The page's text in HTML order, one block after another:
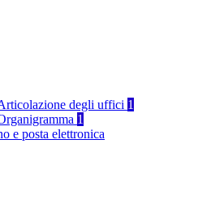
degli uffici 1
1
e posta elettronica